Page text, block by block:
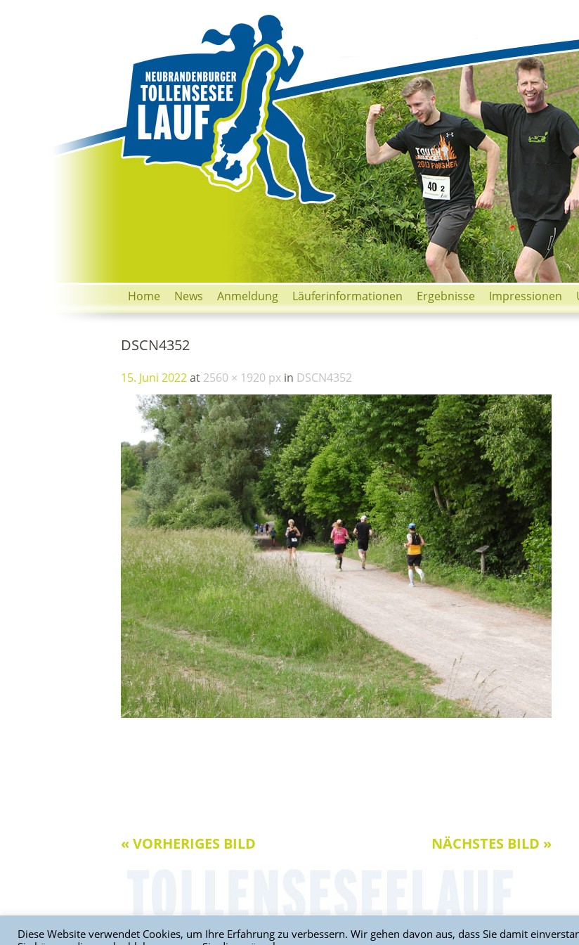
Home News Anmeldung Läuferinformationen Ergebnisse Impressionen
DSCN4352
15. Juni 2022at 2560 × 1920 px in DSCN4352
« VORHERIGES BILD NÄCHSTES BILD »
Diese Website verwendet Cookies, um Ihre Erfahrung zu verbessern. Wir gehen davon aus, dass Sie damit